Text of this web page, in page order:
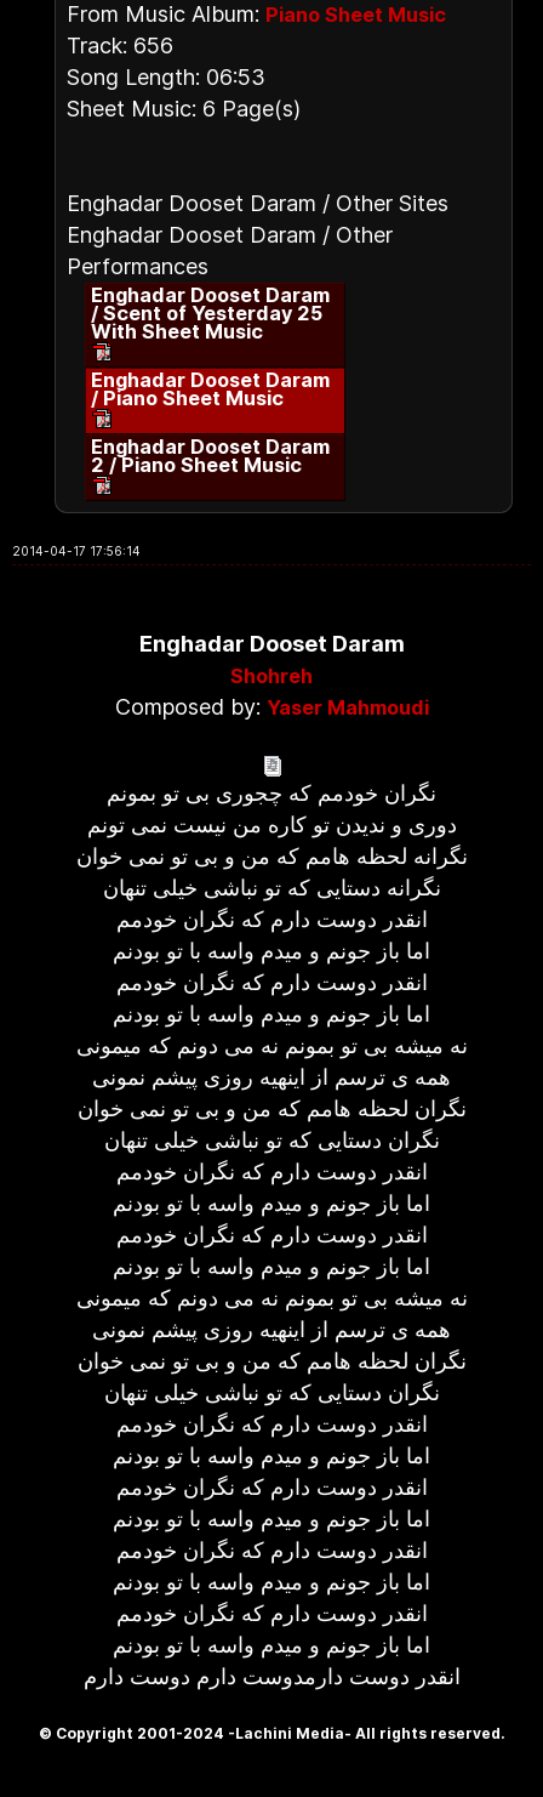
From Music Album: Piano Sheet Music
Track: 656
Song Length: 06:53
Sheet Music: 6 Page(s)
Enghadar Dooset Daram / Other Sites
Enghadar Dooset Daram / Other
Performances
Enghadar Dooset Daram
/ Scent of Yesterday 25
With Sheet Music
Enghadar Dooset Daram
/ Piano Sheet Music
Enghadar Dooset Daram
2 / Piano Sheet Music
2014-04-17 17:56:14
Enghadar Dooset Daram
Shohreh
Composed by: Yaser Mahmoudi
نگران خودمم که چجوری بی تو بمونم
دوری و ندیدن تو کاره من نیست نمی تونم
نگرانه لحظه هامم که من و بی تو نمی خوان
نگرانه دستایی که تو نباشی خیلی تنهان
انقدر دوست دارم که نگران خودمم
اما باز جونم و میدم واسه با تو بودنم
انقدر دوست دارم که نگران خودمم
اما باز جونم و میدم واسه با تو بودنم
نه میشه بی تو بمونم نه می دونم که میمونی
همه ی ترسم از اینهیه روزی پیشم نمونی
نگران لحظه هامم که من و بی تو نمی خوان
نگران دستایی که تو نباشی خیلی تنهان
انقدر دوست دارم که نگران خودمم
اما باز جونم و میدم واسه با تو بودنم
انقدر دوست دارم که نگران خودمم
اما باز جونم و میدم واسه با تو بودنم
نه میشه بی تو بمونم نه می دونم که میمونی
همه ی ترسم از اینهیه روزی پیشم نمونی
نگران لحظه هامم که من و بی تو نمی خوان
نگران دستایی که تو نباشی خیلی تنهان
انقدر دوست دارم که نگران خودمم
اما باز جونم و میدم واسه با تو بودنم
انقدر دوست دارم که نگران خودمم
اما باز جونم و میدم واسه با تو بودنم
انقدر دوست دارم که نگران خودمم
اما باز جونم و میدم واسه با تو بودنم
انقدر دوست دارم که نگران خودمم
اما باز جونم و میدم واسه با تو بودنم
انقدر دوست دارمدوست دارم دوست دارم
© Copyright 2001-2024 -Lachini Media- All rights reserved.